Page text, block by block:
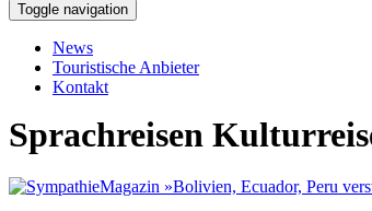
Toggle navigation
News
Touristische Anbieter
Kontakt
Sprachreisen